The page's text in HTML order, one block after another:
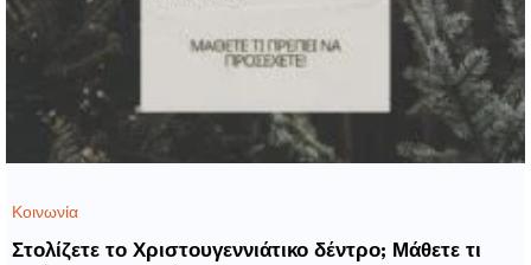
Κοινωνία
Στολίζετε το Χριστουγεννιάτικο δέντρο; Μάθετε τι